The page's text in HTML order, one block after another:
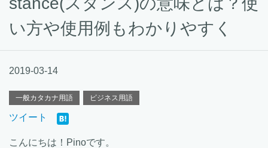
い方や使用例もわかりやすく
2019-03-14
一般カタカナ用語 ビジネス用語
ツイート
こんにちは！Pinoです。